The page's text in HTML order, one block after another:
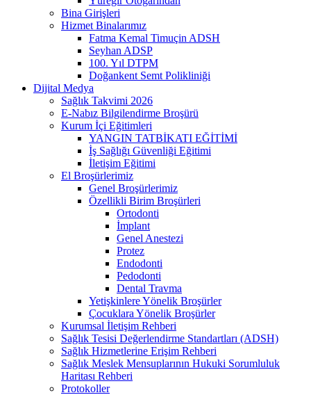
Bina Girişleri
Hizmet Binalarımız
Fatma Kemal Timuçin ADSH
Seyhan ADSP
100. Yıl DTPM
Doğankent Semt Polikliniği
Dijital Medya
Sağlık Takvimi 2026
E-Nabız Bilgilendirme Broşürü
Kurum İçi Eğitimleri
YANGIN TATBİKATI EĞİTİMİ
İş Sağlığı Güvenliği Eğitimi
İletişim Eğitimi
El Broşürlerimiz
Genel Broşürlerimiz
Özellikli Birim Broşürleri
Ortodonti
İmplant
Genel Anestezi
Protez
Endodonti
Pedodonti
Dental Travma
Yetişkinlere Yönelik Broşürler
Çocuklara Yönelik Broşürler
Kurumsal İletişim Rehberi
Sağlık Tesisi Değerlendirme Standartları (ADSH)
Sağlık Hizmetlerine Erişim Rehberi
Sağlık Meslek Mensuplarının Hukuki Sorumluluk
Haritası Rehberi
Protokoller